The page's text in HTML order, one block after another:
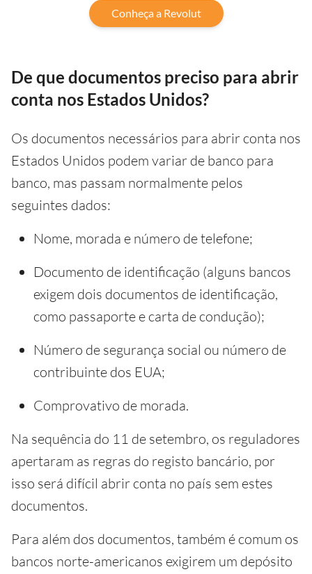
Conheça a Revolut
De que documentos preciso para abrir
conta nos Estados Unidos?
Os documentos necessários para abrir conta nos
Estados Unidos podem variar de banco para
banco, mas passam normalmente pelos
seguintes dados:
Nome, morada e número de telefone;
Documento de identificação (alguns bancos
exigem dois documentos de identificação,
como passaporte e carta de condução);
Número de segurança social ou número de
contribuinte dos EUA;
Comprovativo de morada.
Na sequência do 11 de setembro, os reguladores
apertaram as regras do registo bancário, por
isso será difícil abrir conta no país sem estes
documentos.
Para além dos documentos, também é comum os
bancos norte-americanos exigirem um depósito